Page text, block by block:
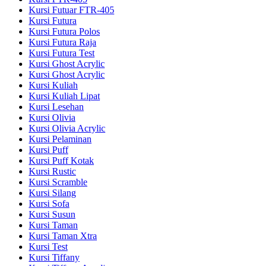
Kursi Futuar FTR-405
Kursi Futura
Kursi Futura Polos
Kursi Futura Raja
Kursi Futura Test
Kursi Ghost Acrylic
Kursi Ghost Acrylic
Kursi Kuliah
Kursi Kuliah Lipat
Kursi Lesehan
Kursi Olivia
Kursi Olivia Acrylic
Kursi Pelaminan
Kursi Puff
Kursi Puff Kotak
Kursi Rustic
Kursi Scramble
Kursi Silang
Kursi Sofa
Kursi Susun
Kursi Taman
Kursi Taman Xtra
Kursi Test
Kursi Tiffany